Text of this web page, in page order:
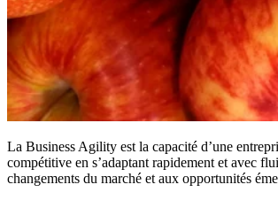
La Business Agility est la capacité d’une
compétitive en s’adaptant rapidement et avec
changements du marché et aux opportunités